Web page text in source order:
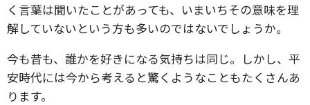
く言葉は聞いたことがあっても、いまいちその意味を理
解していないという方も多いのではないでしょうか。
今も昔も、誰かを好きになる気持ちは同じ。しかし、平
安時代には今から考えると驚くようなこともたくさんあ
ります。